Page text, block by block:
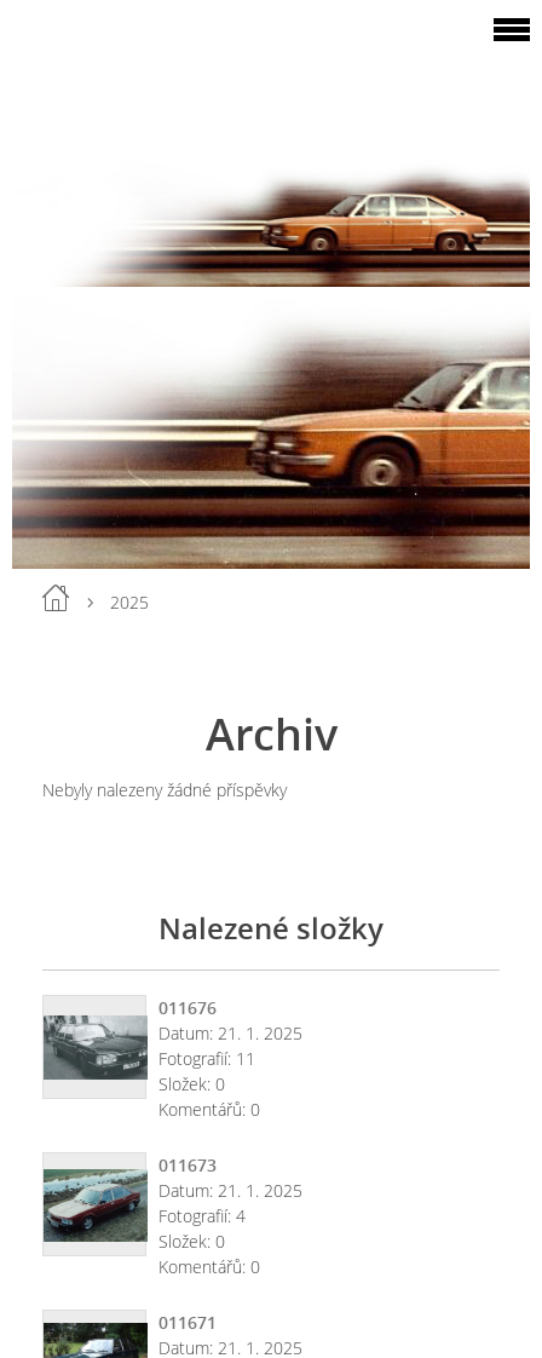
2025
Archiv
Nebyly nalezeny žádné příspěvky
Nalezené složky
011676
Datum: 21. 1. 2025
Fotografií: 11
Složek: 0
Komentářů: 0
011673
Datum: 21. 1. 2025
Fotografií: 4
Složek: 0
Komentářů: 0
011671
Datum: 21. 1. 2025